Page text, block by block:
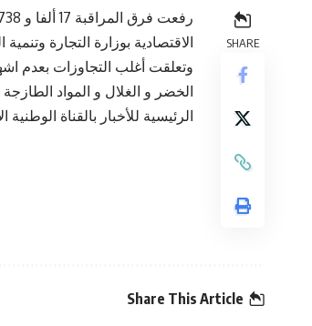
SHARE
الاقتصادية بوزارة التجارة
وتعلقت أغلب التجاوزات بعدم
الخضر و الغلال و المواد
الرئيسية للأخبار بالقناة الوطنية
Share This Article